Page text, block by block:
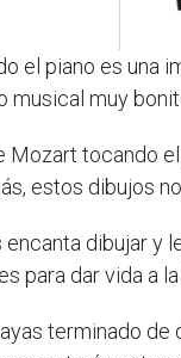
el piano es una
musical muy
Mozart tocando
estos dibujos
encanta dibujar y
para dar vida a
terminado